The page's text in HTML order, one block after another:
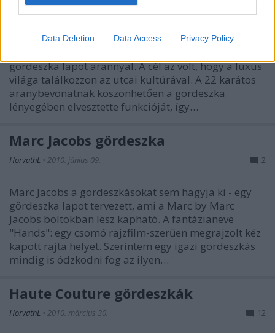
Data Deletion Data Access Privacy Policy
HorvathL•2011. június 01.
Greg Hervieux (a BKRW digitális magazin
gördeszka lapot arannyal. A cél az volt, hogy a luxus
világa találkozzon az utcai kultúrával. A 22 karátos
aranybevonatnak köszönhetően a gördeszka
lényegében elvesztette funkcióját, így…
Marc Jacobs gördeszka
HorvathL • 2010. június 09. 2
Marc Jacobs a gördeszkásokat sem hagyja ki - egy
gördeszka lapot tervezett, ami a Marc by Marc
Jacobs boltokban lesz kapható. A fantázianeve
"Hands": egy csomó rajzfilm-szerűen megrajzolt kéz
kapott rajta helyet. Szerintem egy igazi gördeszkás
mindig is ódzkodni fog az ilyen…
Haute Couture gördeszkák
HorvathL • 2010. március 30. 12